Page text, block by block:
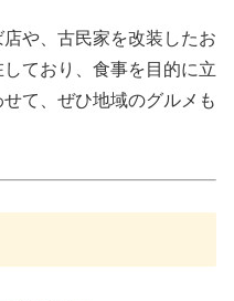
や、古民家を改装したお
ており、食事を目的に立
て、ぜひ地域のグルメも